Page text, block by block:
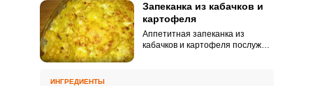
Запеканка из кабачков и
картофеля
Аппетитная запеканка из
кабачков и картофеля послужит
ИНГРЕДИЕНТЫ